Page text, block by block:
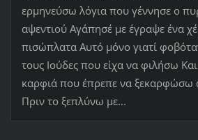
ερμηνεύσω λόγια που γέννησε ο
αψεντιού Αγάπησέ με έγραψε ένα
πισώπλατα Αυτό μόνο γιατί
τους Ιούδες που είχα να φιλήσω Και
καρφιά που έπρεπε να ξεκαρφώσω
Πριν το ξεπλύνω με...